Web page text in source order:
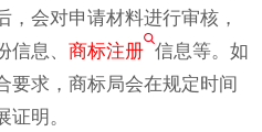
，会对申请材料进行审核，
息、 商标注册 信息等。如
要求，商标局会在规定时间
明。